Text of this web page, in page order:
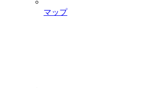
マップ